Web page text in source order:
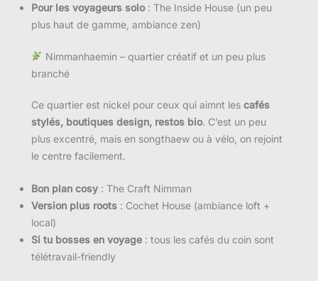
Pour les voyageurs solo: The Inside House (un peu
plus haut de gamme, ambiance zen)
Nimmanhaemin – quartier créatif et un peu plus
branché
Ce quartier est nickel pour ceux qui aimnt les cafés
stylés, boutiques design, restos bio. C’est un peu
plus excentré, mais en songthaew ou à vélo, on rejoint
le centre facilement.
Bon plan cosy : The Craft Nimman
Version plus roots : Cochet House (ambiance loft +
local)
Si tu bosses en voyage : tous les cafés du coin sont
télétravail-friendly